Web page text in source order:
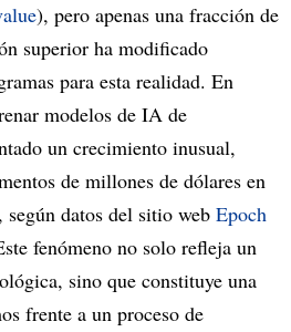
), pero apenas una fracción de
superior ha modificado
para esta realidad. En
modelos de IA de
un crecimiento inusual,
de millones de dólares en
según datos del sitio web Epoch
fenómeno no solo refleja un
sino que constituye una
frente a un proceso de